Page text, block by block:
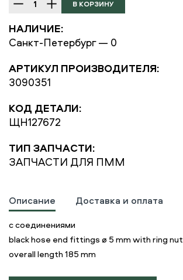
НАЛИЧИЕ:
Санкт-Петербург — 0
АРТИКУЛ ПРОИЗВОДИТЕЛЯ:
3090351
КОД ДЕТАЛИ:
ЩН127672
ТИП ЗАПЧАСТИ:
ЗАПЧАСТИ ДЛЯ ПММ
Описание Доставка и оплата
с соединениями
black hose end fittings ø 5 mm with ring nut
overall length 185 mm